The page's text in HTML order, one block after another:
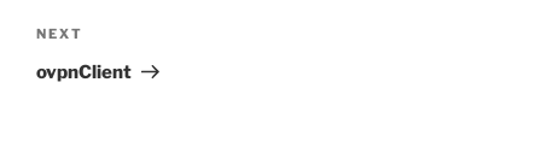
Next
Post
NEXT
ovpnClient